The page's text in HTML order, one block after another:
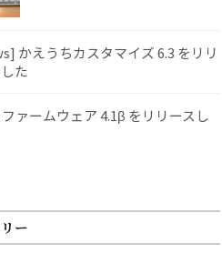
かえうちカスタマイズ 6.3 をリリ
た
ァームウェア 4.1β をリリースし
ー